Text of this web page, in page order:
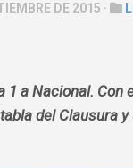
DE 2015 ·
1 a Nacional.
del Clausura